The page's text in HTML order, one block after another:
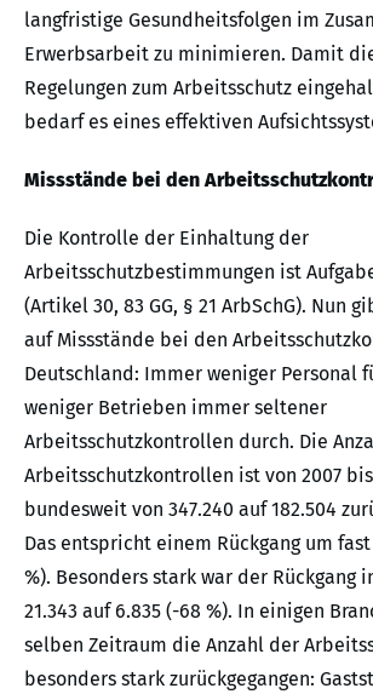
langfristige Gesundheitsfolgen im
Erwerbsarbeit zu minimieren. Damit
Regelungen zum Arbeitsschutz
bedarf es eines effektiven
Missstände bei den
Die Kontrolle der Einhaltung der
Arbeitsschutzbestimmungen ist
(Artikel 30, 83 GG, § 21 ArbSchG). Nun
auf Missstände bei den
Deutschland: Immer weniger Personal
weniger Betrieben immer seltener
Arbeitsschutzkontrollen durch. Die
Arbeitsschutzkontrollen ist von 2007 bis
bundesweit von 347.240 auf 182.504
Das entspricht einem Rückgang um
%). Besonders stark war der Rückgang
21.343 auf 6.835 (-68 %). In einigen
selben Zeitraum die Anzahl der
besonders stark zurückgegangen: